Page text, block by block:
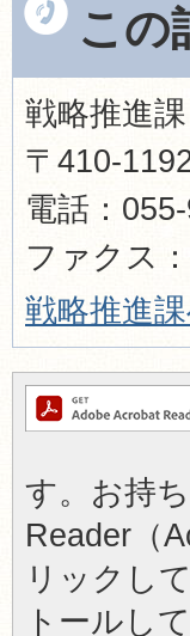
この
戦略推進課
〒410-
電話：
ファクス
戦略推進
す。お持
Reader（
リックし
トールし